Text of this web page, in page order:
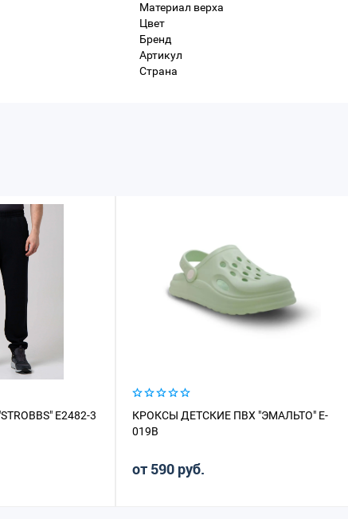
Материал верха
Цвет
Бренд
Артикул
Страна
E2482-3
КРОКСЫ ДЕТСКИЕ ПВХ "ЭМАЛЬТО" E-
019B
от 590 руб.